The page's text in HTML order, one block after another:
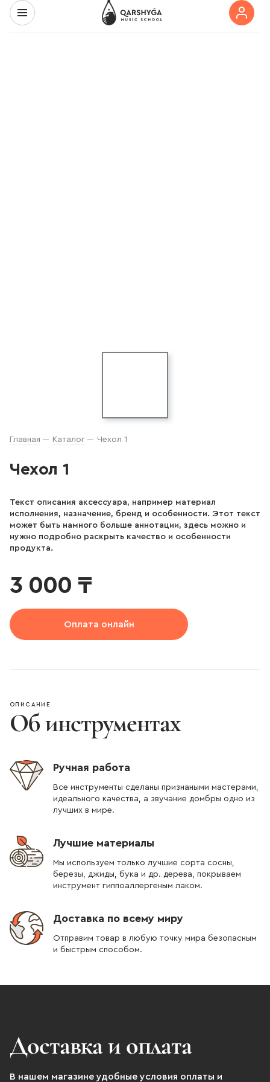
Главная Каталог Чехол 1
Чехол 1
Текст описания аксессуара, например материал
исполнения, назначение, бренд и особенности. Этот текст
может быть намного больше аннотации, здесь можно и
нужно подробно раскрыть качество и особенности
продукта.
3 000 ₸
Оплата онлайн
ОПИСАНИЕ
Об инструментах
Ручная работа
Все инструменты сделаны признаными мастерами,
идеального качества, а звучание домбры одно из
лучших в мире.
Лучшие материалы
Мы используем только лучшие сорта сосны,
березы, джиды, бука и др. дерева, покрываем
инструмент гиппоаллергеным лаком.
Доставка по всему миру
Отправим товар в любую точку мира безопасным
и быстрым способом.
Доставка и оплата
В нашем магазине удобные условия оплаты и